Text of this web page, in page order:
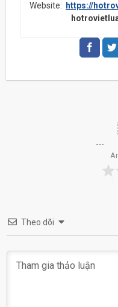
Website:
https://
Theo dõi